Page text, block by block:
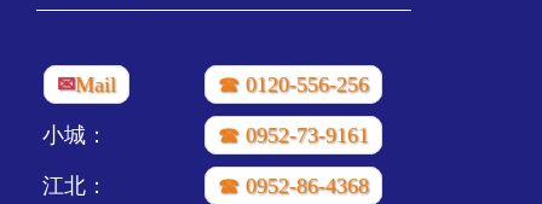
✉Mail ☎ 0120-556-256
小城： ☎ 0952-73-9161
江北： ☎ 0952-86-4368